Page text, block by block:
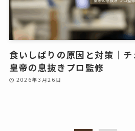
食いしばりの原因と対策｜チ
皇帝の息抜きプロ監修
2026年3月26日